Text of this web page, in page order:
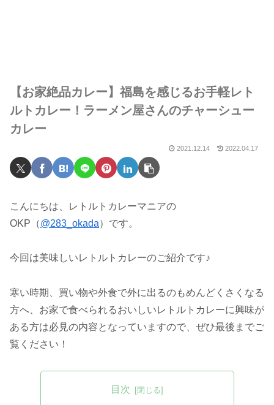
【お家絶品カレー】福島を感じるお手軽レト
ルトカレー！ラーメン屋さんのチャーシュー
カレー
2021.12.14 2022.04.17
こんにちは、レトルトカレーマニアの
OKP（@283_okada）です。
今回は美味しいレトルトカレーのご紹介です♪
寒い時期、買い物や外食で外に出るのもめんどくさくなる
方へ、お家で食べられるおいしいレトルトカレーに興味が
ある方は必見の内容となっていますので、ぜひ最後までご
覧ください！
目次